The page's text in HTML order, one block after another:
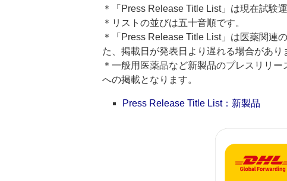
＊「Press Release Title List」は現在試験運
＊リストの並びは五十音順です。
＊「Press Release Title List」は医薬関連
た、掲載日が発表日より遅れる場合があり
＊一般用医薬品など新製品のプレスリリ
への掲載となります。
Press Release Title List：新製品